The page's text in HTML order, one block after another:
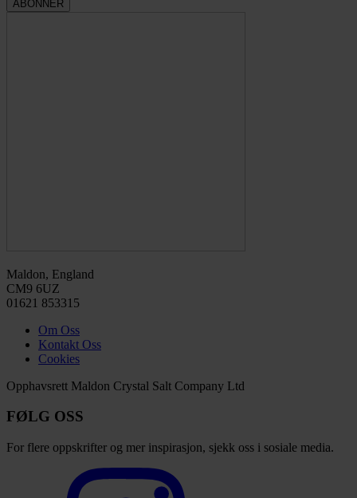
Maldon, England
CM9 6UZ
01621 853315
Om Oss
Kontakt Oss
Cookies
Opphavsrett Maldon Crystal Salt Company Ltd
FØLG OSS
For flere oppskrifter og mer inspirasjon, sjekk oss i sosiale media.